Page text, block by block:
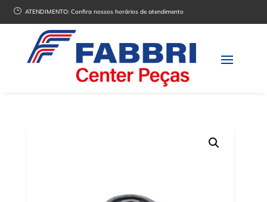
} ATENDIMENTO:Confira nossos horários de atendimento